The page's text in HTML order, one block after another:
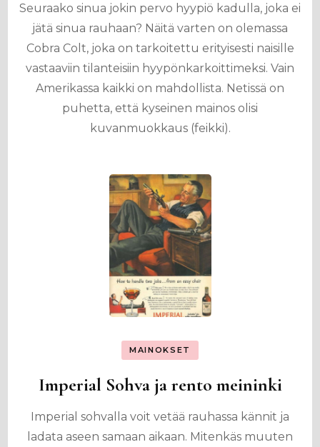
Seuraako sinua jokin pervo hyypiö kadulla, joka ei
jätä sinua rauhaan? Näitä varten on olemassa
Cobra Colt, joka on tarkoitettu erityisesti naisille
vastaaviin tilanteisiin hyypönkarkoittimeksi. Vain
Amerikassa kaikki on mahdollista. Netissä on
puhetta, että kyseinen mainos olisi
kuvanmuokkaus (feikki).
MAINOKSET
Imperial Sohva ja rento meininki
Imperial sohvalla voit vetää rauhassa kännit ja
ladata aseen samaan aikaan. Mitenkäs muuten